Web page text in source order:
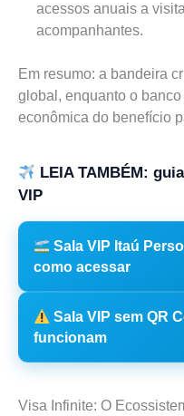
acessos anuais a
acompanhantes.
Em resumo: a bandeira
global, enquanto o
econômica do benefício
LEIA TAMBÉM:
VIP
Sala VIP Itaú
como acessar
Sala VIP sem QR
funcionam
Visa Infinite: O